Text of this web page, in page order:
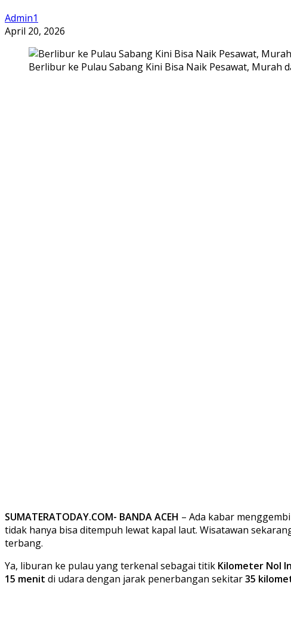
Admin1
April 20, 2026
Berlibur ke Pulau Sabang Kini Bisa Naik Pesawat, Murah
SUMATERATODAY.COM- BANDA ACEH – Ada kabar
tidak hanya bisa ditempuh lewat kapal laut. Wisatawan
terbang.
Ya, liburan ke pulau yang terkenal sebagai titik Kilometer Nol
15 menit di udara dengan jarak penerbangan sekitar35